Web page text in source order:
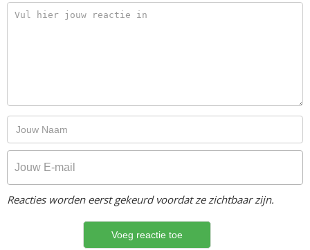
Reacties worden eerst gekeurd voordat ze zichtbaar zijn.